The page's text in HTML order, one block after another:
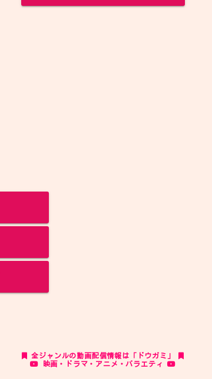
全ジャンルの動画配信情報は「ドウガミ」
映画・ドラマ・アニメ・バラエティ